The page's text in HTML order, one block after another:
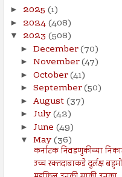
► 2025 (1)
► 2024(408)
▼ 2023 (508)
► December(70)
► November(47)
► October(41)
► September(50)
► August(37)
► July(42)
► June (49)
▼ May(36)
कर्नाटक निवडणुकीच्या
उच्च रक्तदाबाकडे दुर्लक्ष